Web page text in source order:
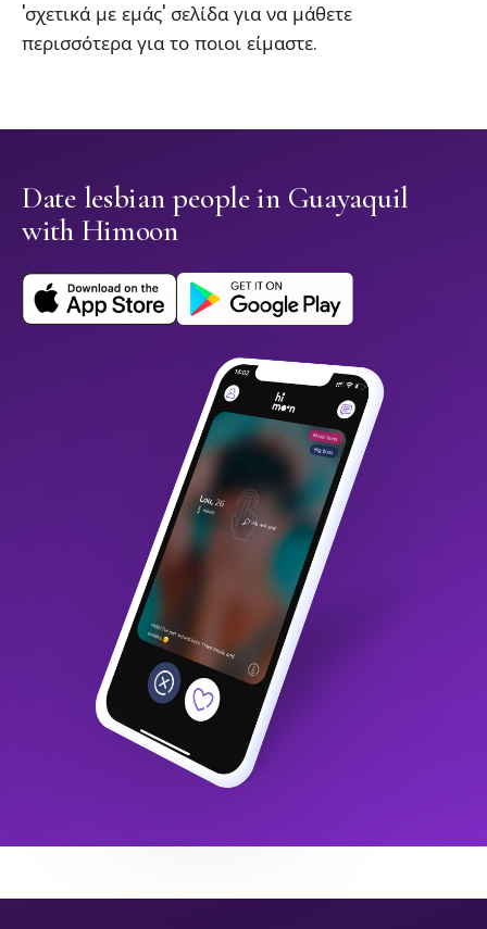
'σχετικά με εμάς' σελίδα για να μάθετε
περισσότερα για το ποιοι είμαστε.
Date lesbian people in Guayaquil
with Himoon